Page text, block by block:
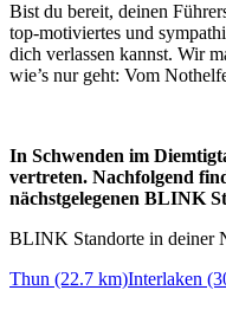
Bist du bereit, deinen
top-motiviertes und
dich verlassen kannst. Wir
wie’s nur geht: Vom
In Schwenden im
vertreten. Nachfolgend
nächstgelegenen BLINK
BLINK Standorte in deiner
Thun (22.7 km)Interlaken